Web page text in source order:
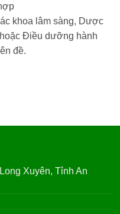
khoa lâm sàng, Dược
Điều dưỡng hành
đề.
Xuyên, Tỉnh An